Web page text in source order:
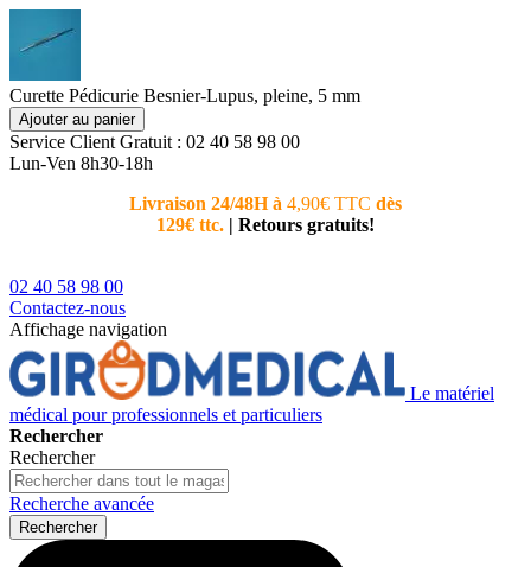
Curette Pédicurie Besnier-Lupus, pleine, 5 mm
Ajouter au panier
Service Client Gratuit : 02 40 58 98 00
Lun-Ven 8h30-18h
Livraison 24/48H à 4,90€ TTC dès
129€ ttc. | Retours gratuits!
02 40 58 98 00
Contactez-nous
Affichage navigation
Le matériel
médical pour professionnels et particuliers
Rechercher
Rechercher
Recherche avancée
Rechercher